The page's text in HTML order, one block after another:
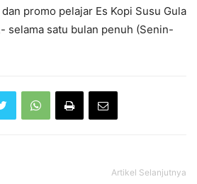
promo pelajar Es Kopi Susu Gula
selama satu bulan penuh (Senin-
Artikel Selanjutnya